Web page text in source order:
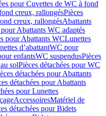
pour Cuvettes de WC à fond
creux, rallongésPièces
creux, rallongésAbattants
pour Abattants WC adaptés
pour Abattants WCLunettes
d’abattantWC pour
enfantsWC suspendusPièces
solPièces détachées pour WC
détachées pour Abattants
détachées pour Abattants
pour Lunettes
AccessoiresMatériel de
détachées pour Bidets